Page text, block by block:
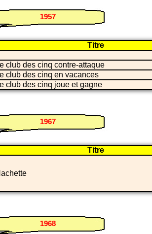
1957
Titre
club des cinq contre-attaque
club des cinq en vacances
club des cinq joue et gagne
1967
Titre
1968